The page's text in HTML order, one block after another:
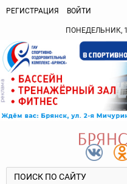
РЕГИСТРАЦИЯ ВОЙТИ
ПОНЕДЕЛЬНИК,